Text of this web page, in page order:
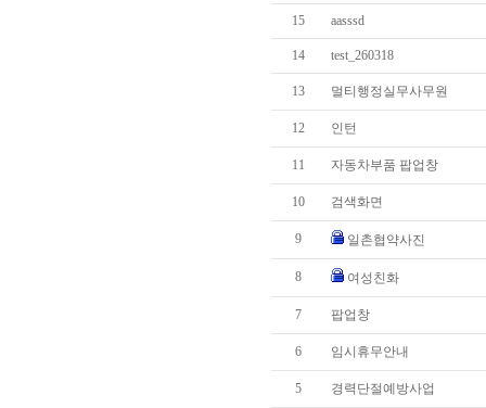
15 aasssd
14 test_260318
13 멀티행정실무사무원
12 인턴
11 자동차부품 팝업창
10 검색화면
9 일촌협약사진
8 여성친화
7 팝업창
6 임시휴무안내
5 경력단절예방사업